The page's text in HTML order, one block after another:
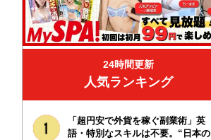
24時間更新
人気ランキング
「超円安で外貨を稼ぐ副業術」英
語・特別なスキルは不要。“日本の